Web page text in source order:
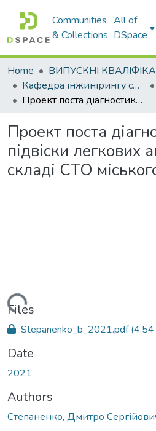
Communities
& Collections
All of
DSpace
Home
Кафедра інжинірингу систем автомобільного транспорту
Проект поста діагностики підвіски легкових автомобілів у складі СТО міського типу
Проект поста
підвіски легкових
складі СТО
Loading...
Files
Stepanenko_b_2021.pdf
Date
2021
Authors
Степаненко, Дмитро